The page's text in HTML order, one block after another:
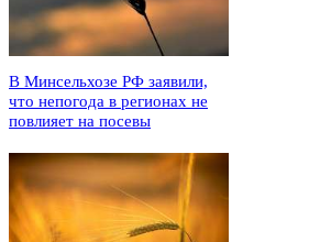
В Минсельхозе РФ заявили,
что непогода в регионах не
повлияет на посевы